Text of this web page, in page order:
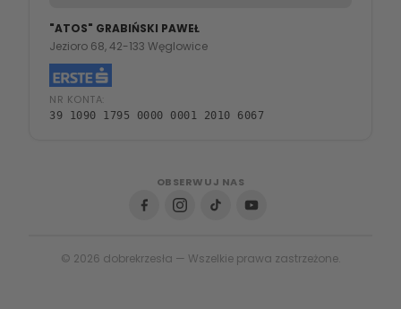
"ATOS" GRABIŃSKI PAWEŁ
Jezioro 68, 42-133 Węglowice
NR KONTA:
39 1090 1795 0000 0001 2010 6067
OBSERWUJ NAS
© 2026 dobrekrzesła — Wszelkie prawa zastrzeżone.